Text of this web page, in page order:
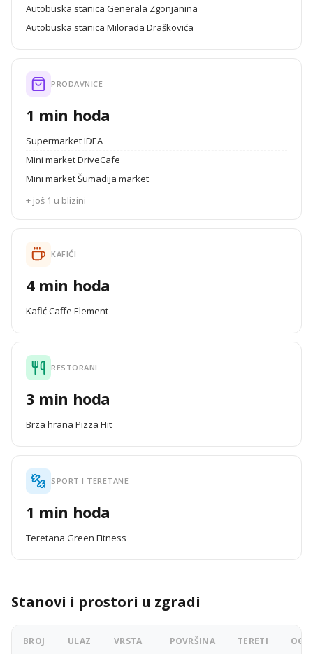
Autobuska stanica Generala Zgonjanina
Autobuska stanica Milorada Draškovića
PRODAVNICE
1 min hoda
Supermarket IDEA
Mini market DriveCafe
Mini market Šumadija market
+ još 1 u blizini
KAFIĆI
4 min hoda
Kafić Caffe Element
RESTORANI
3 min hoda
Brza hrana Pizza Hit
SPORT I TERETANE
1 min hoda
Teretana Green Fitness
Stanovi i prostori u zgradi
BROJ ULAZ VRSTA POVRŠINA TERETI